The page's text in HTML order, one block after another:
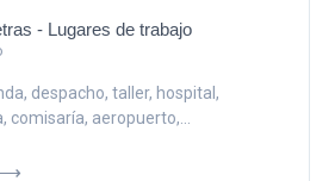
- Lugares de trabajo
despacho, taller, hospital,
comisaría, aeropuerto,...